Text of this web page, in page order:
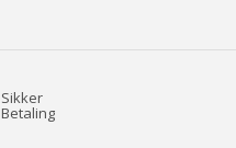
Sikker
Betaling